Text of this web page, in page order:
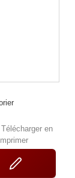
en